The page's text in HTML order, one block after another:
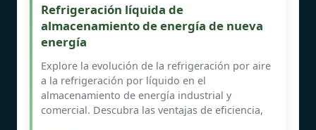
Refrigeración líquida de
almacenamiento de energía de nueva
energía
Explore la evolución de la refrigeración por aire
a la refrigeración por líquido en el
almacenamiento de energía industrial y
comercial. Descubra las ventajas de eficiencia,